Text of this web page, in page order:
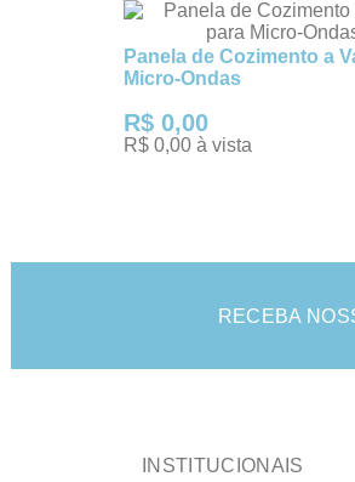
Panela de Cozimento a
Micro-Ondas
R$ 0,00
R$ 0,00 à vista
RECEBA
INSTITUCIONAIS